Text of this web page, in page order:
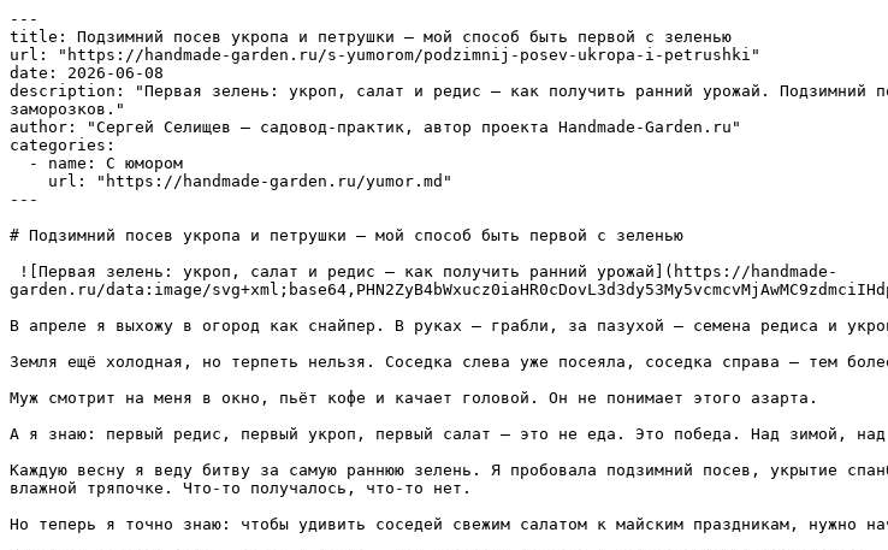
---
title: Подзимний посев укропа и петрушки — мой способ быть первой с зеленью
url: "https://handmade-garden.ru/s-yumorom/podzimnij-posev-ukropa-i-petrushki"
date: 2026-06-08
description: "Первая зелень: укроп, салат и редис — как получить ранний урожай. Подзимний
заморозков."
author: "Сергей Селищев — садовод-практик, автор проекта Handmade-Garden.ru"
categories:
---
# Подзимний посев укропа и петрушки — мой способ быть первой с зеленью
![Первая зелень: укроп, салат и редис — как получить ранний урожай](https://handmade-
garden.ru/data:image/
В апреле я выхожу в огород как снайпер. В руках — грабли, за пазухой — семена редиса и
Земля ещё холодная, но терпеть нельзя. Соседка слева уже посеяла, соседка справа — тем
Муж смотрит на меня в окно, пьёт кофе и качает головой. Он не понимает этого азарта.
А я знаю: первый редис, первый укроп, первый салат — это не еда. Это победа. Над зимой,
Каждую весну я веду битву за самую раннюю зелень. Я пробовала подзимний посев, укрытие
влажной тряпочке. Что-то получалось, что-то нет.
Но теперь я точно знаю: чтобы удивить соседей свежим салатом к майским праздникам, нужно